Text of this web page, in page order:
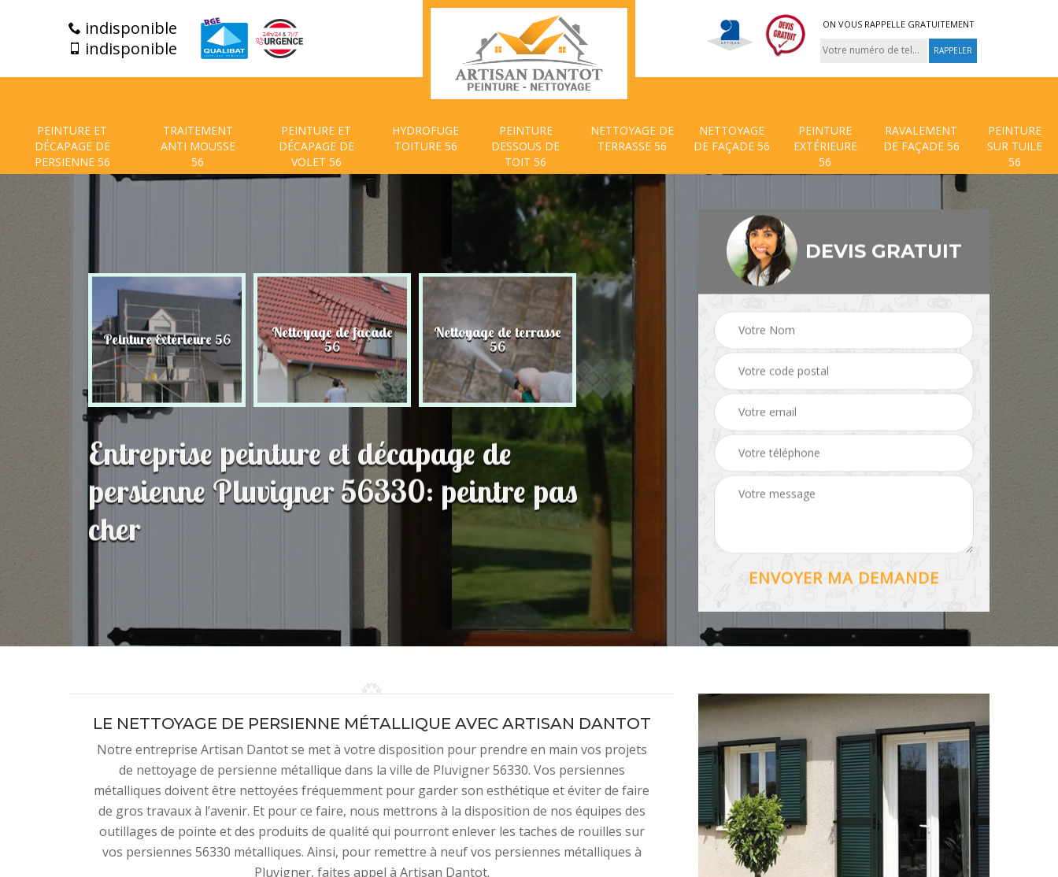
indisponible
indisponible
ON VOUS RAPPELLE GRATUITEMENT
PEINTURE ET
DÉCAPAGE DE
PERSIENNE 56
TRAITEMENT
ANTI MOUSSE
56
PEINTURE ET
DÉCAPAGE DE
VOLET 56
HYDROFUGE
TOITURE 56
PEINTURE
DESSOUS DE
TOIT 56
NETTOYAGE DE
TERRASSE 56
NETTOYAGE
DE FAÇADE 56
PEINTURE
EXTÉRIEURE
56
RAVALEMENT
DE FAÇADE 56
PEINTURE
SUR TUILE
56
Peinture Extérieure 56 Nettoyage de façade
56
Nettoyage de terrasse
56
Peinture dessous de Hydrofuge toiture 56 Traitement anti
Entreprise peinture et décapage de
persienne Pluvigner 56330: peintre pas
cher
DEVIS GRATUIT
LE NETTOYAGE DE PERSIENNE MÉTALLIQUE AVEC ARTISAN DANTOT
Notre entreprise Artisan Dantot se met à votre disposition pour prendre en main vos projets
de nettoyage de persienne métallique dans la ville de Pluvigner 56330. Vos persiennes
métalliques doivent être nettoyées fréquemment pour garder son esthétique et éviter de faire
de gros travaux à l’avenir. Et pour ce faire, nous mettrons à la disposition de nos équipes des
outillages de pointe et des produits de qualité qui pourront enlever les taches de rouilles sur
vos persiennes 56330 métalliques. Ainsi, pour remettre à neuf vos persiennes métalliques à
Pluvigner, faites appel à Artisan Dantot.